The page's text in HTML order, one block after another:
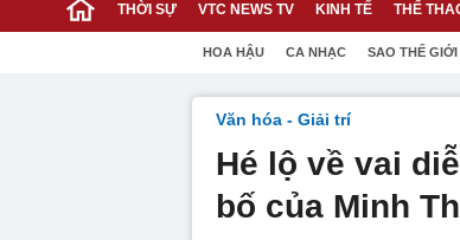
THỜI SỰ VTC NEWS TV KINH TẾ THỂ
HOA HẬU CA NHẠC SAO THẾ GIỚI
Văn hóa - Giải trí
Hé lộ về vai
bố của Minh